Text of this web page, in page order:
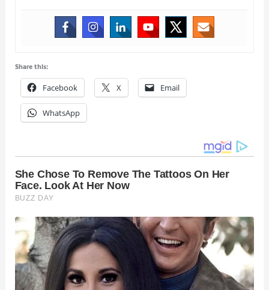
Share this:
Facebook X Email
WhatsApp